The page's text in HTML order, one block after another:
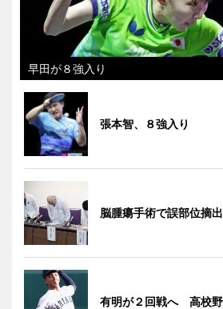
早田が８強入り
張本智、８強入り
脳腫瘍手術で誤部位摘出
有明が２回戦へ 高校